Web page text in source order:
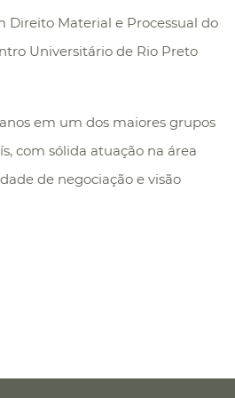
Direito Material e Processual do
Universitário de Rio Preto
em um dos maiores grupos
com sólida atuação na área
de negociação e visão